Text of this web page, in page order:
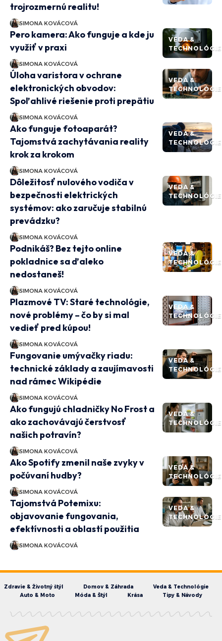
trojrozmernú realitu!
SIMONA KOVÁCOVÁ
VEDA &
TECHNOLÓGIE
Pero kamera: Ako funguje a kde ju
využiť v praxi
SIMONA KOVÁCOVÁ
VEDA &
TECHNOLÓGIE
Úloha varistora v ochrane
elektronických obvodov:
Spoľahlivé riešenie proti prepätiu
SIMONA KOVÁCOVÁ
VEDA &
TECHNOLÓGIE
Ako funguje fotoaparát?
Tajomstvá zachytávania reality
krok za krokom
SIMONA KOVÁCOVÁ
VEDA &
TECHNOLÓGIE
Dôležitosť nulového vodiča v
bezpečnosti elektrických
systémov: ako zaručuje stabilnú
prevádzku?
SIMONA KOVÁCOVÁ
VEDA &
TECHNOLÓGIE
Podnikáš? Bez tejto online
pokladnice sa ďaleko
nedostaneš!
SIMONA KOVÁCOVÁ
VEDA &
TECHNOLÓGIE
Plazmové TV: Staré technológie,
nové problémy – čo by si mal
vedieť pred kúpou!
SIMONA KOVÁCOVÁ
VEDA &
TECHNOLÓGIE
Fungovanie umývačky riadu:
technické základy a zaujímavosti
nad rámec Wikipédie
SIMONA KOVÁCOVÁ
VEDA &
TECHNOLÓGIE
Ako fungujú chladničky No Frost a
ako zachovávajú čerstvosť
našich potravín?
SIMONA KOVÁCOVÁ
VEDA &
TECHNOLÓGIE
Ako Spotify zmenil naše zvyky v
počúvaní hudby?
SIMONA KOVÁCOVÁ
VEDA &
TECHNOLÓGIE
Tajomstvá Potemixu:
objavovanie fungovania,
efektívnosti a oblastí použitia
SIMONA KOVÁCOVÁ
Zdravie & Životný štýl Domov & Záhrada
Veda & Technológie
Auto & Moto
Móda & Štýl Krása Tipy & Návody